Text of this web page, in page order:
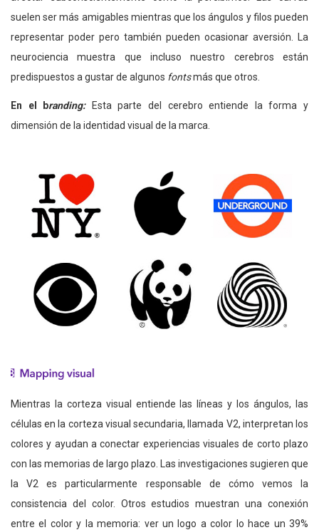
suelen ser más amigables mientras que los ángulos y filos pueden
representar poder pero también pueden ocasionar aversión. La
neurociencia muestra que incluso nuestro cerebros están
predispuestos a gustar de algunos fontsmás que otros.
En el branding:
Esta parte del cerebro entiende la forma y
dimensión de la identidad visual de la marca.
Mientras la corteza visual entiende las líneas y los ángulos, las
células en la corteza visual secundaria, llamada V2, interpretan los
colores y ayudan a conectar experiencias visuales de corto plazo
con las memorias de largo plazo. Las investigaciones sugieren que
la V2 es particularmente responsable de cómo vemos la
consistencia del color. Otros estudios muestran una conexión
entre el color y la memoria: ver un logo a color lo hace un 39%